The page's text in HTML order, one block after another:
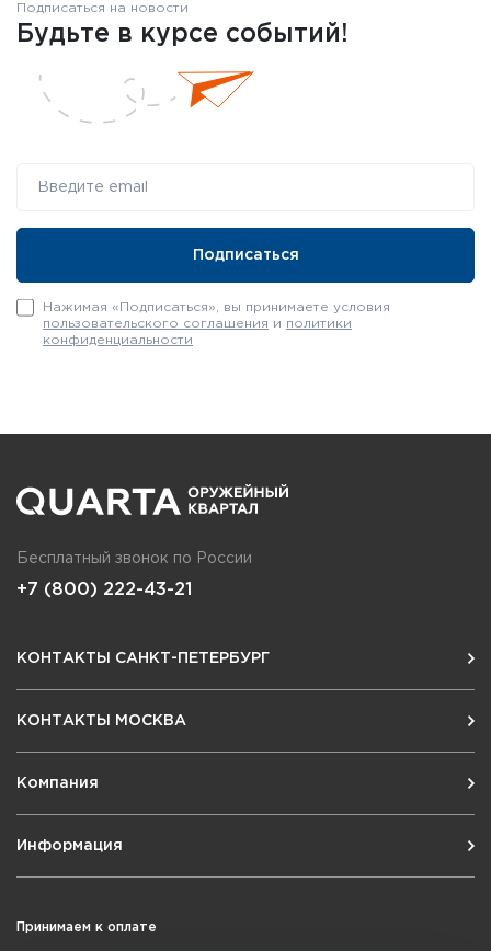
Подписаться на новости
Будьте в курсе событий!
Нажимая «Подписаться», вы принимаете условия
пользовательского соглашения и политики
конфиденциальности
Бесплатный звонок по России
+7 (800) 222-43-21
КОНТАКТЫ САНКТ-ПЕТЕРБУРГ
КОНТАКТЫ МОСКВА
Компания
Информация
Принимаем к оплате